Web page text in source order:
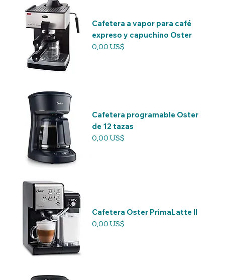
Cafetera a vapor para café
expreso y capuchino Oster
Precio
0,00 US$
Cafetera programable Oster
de 12 tazas
Precio
0,00 US$
Cafetera Oster PrimaLatte II
Precio
0,00 US$